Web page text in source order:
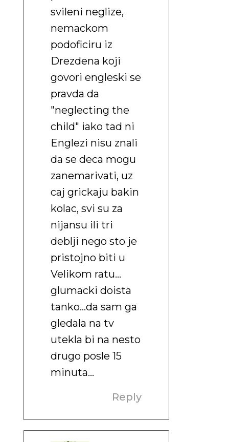
svileni neglize,
nemackom
podoficiru iz
Drezdena koji
govori engleski se
pravda da
"neglecting the
child" iako tad ni
Englezi nisu znali
da se deca mogu
zanemarivati, uz
caj grickaju bakin
kolac, svi su za
nijansu ili tri
deblji nego sto je
pristojno biti u
Velikom ratu…
glumacki doista
tanko…da sam ga
gledala na tv
utekla bi na nesto
drugo posle 15
minuta…
Reply